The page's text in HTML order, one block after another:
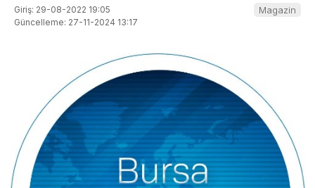
Giriş: 29-08-2022 19:05
Güncelleme: 27-11-2024 13:17
Magazin